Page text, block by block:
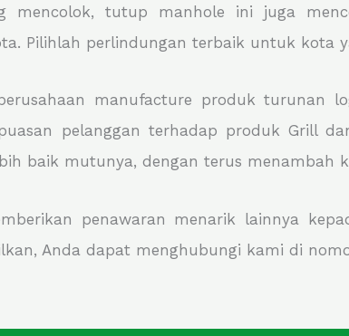
mencolok, tutup manhole ini juga
Pilihlah perlindungan terbaik untuk kota
manufacture produk turunan
pelanggan terhadap produk Grill
baik mutunya, dengan terus menambah
penawaran menarik lainnya
Anda dapat menghubungi kami di